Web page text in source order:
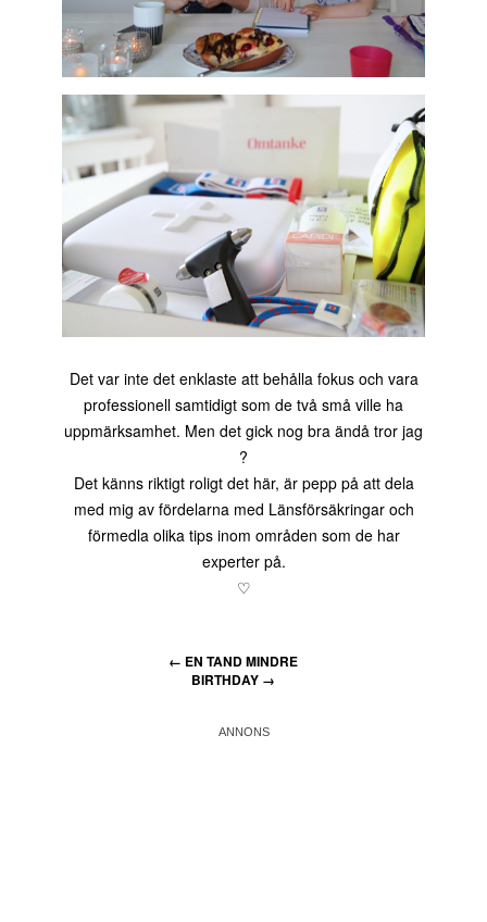
Det var inte det enklaste att behålla fokus och vara
professionell samtidigt som de två små ville ha
uppmärksamhet. Men det gick nog bra ändå tror jag
?
Det känns riktigt roligt det här, är pepp på att dela
med mig av fördelarna med Länsförsäkringar och
förmedla olika tips inom områden som de har
experter på.
♡
← EN TAND MINDRE
BIRTHDAY →